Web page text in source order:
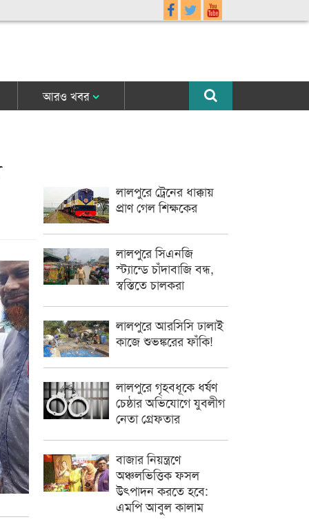
আরও খবর
লালপুরে ট্রেনের ধাক্কায়
প্রাণ গেল শিক্ষকের
লালপুরে সিএনজি
স্ট্যান্ডে চাঁদাবাজি বন্ধ,
স্বস্তিতে চালকরা
লালপুরে আরসিসি ঢালাই
কাজে শুভঙ্করের ফাঁকি!
লালপুরে গৃহবধূকে ধর্ষণ
চেষ্ঠার অভিযোগে যুবলীগ
নেতা গ্রেফতার
বাজার নিয়ন্ত্রণে
অঞ্চলভিত্তিক ফসল
উৎপাদন করতে হবে:
এমপি আবুল কালাম